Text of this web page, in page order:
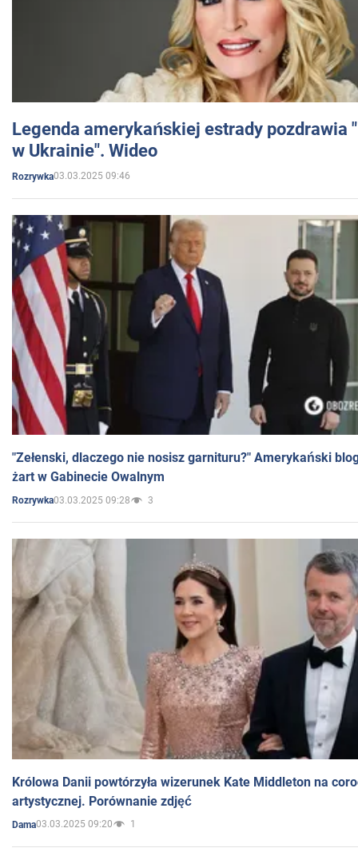
Legenda amerykańskiej estrady pozdrawia
w Ukrainie". Wideo
Rozrywka03.03.2025 09:46
"Zełenski, dlaczego nie nosisz garnituru?" Amerykański
żart w Gabinecie Owalnym
Rozrywka03.03.2025 09:28 3
Królowa Danii powtórzyła wizerunek Kate Middleton na
artystycznej. Porównanie zdjęć
Dama03.03.2025 09:20 1